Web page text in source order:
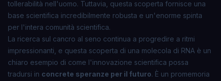
tollerabilità nell'uomo. Tuttavia, questa scoperta fornisce una
base scientifica incredibilmente robusta e un'enorme spinta
per l'intera comunità scientifica.
La ricerca sul cancro al seno continua a progredire a ritmi
impressionanti, e questa scoperta di una molecola di RNA è un
chiaro esempio di come l'innovazione scientifica possa
tradursi in concrete speranze per il futuro. È un promemoria